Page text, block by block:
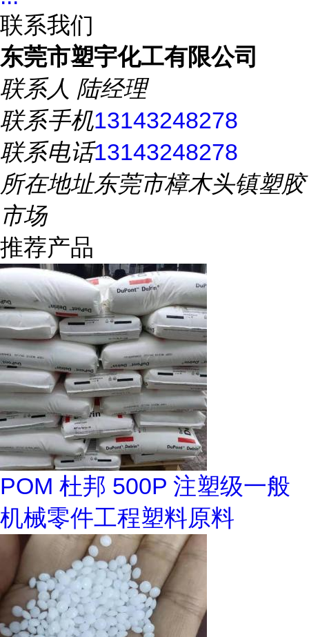
联系我们
东莞市塑宇化工有限公司
联系人 陆经理
联系手机13143248278
联系电话13143248278
所在地址东莞市樟木头镇塑胶
市场
推荐产品
POM 杜邦 500P 注塑级一般
机械零件工程塑料原料